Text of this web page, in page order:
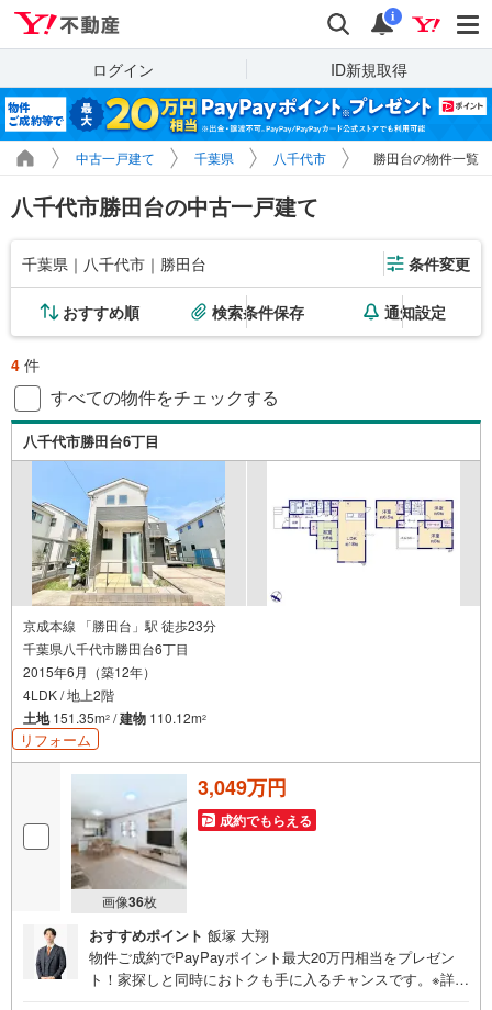
検索 通知
i
ログイン ID新規取得
中古一戸建て 千葉県 八千代市 勝田台の物件一覧
八千代市勝田台の中古一戸建て
千葉県｜八千代市｜勝田台 条件変更
おすすめ順 検索条件保存 通知設定
4 件
すべての物件をチェックする
八千代市勝田台6丁目
京成本線 「勝田台」駅 徒歩23分
千葉県八千代市勝田台6丁目
2015年6月（築12年）
4LDK / 地上2階
土地151.35m2 /建物 110.12m2
リフォーム
画像36枚
3,049万円
成約でもらえる
おすすめポイント 飯塚 大翔
物件ご成約でPayPayポイント最大20万円相当をプレゼン
ト！家探しと同時におトクも手に入るチャンスです。※詳し